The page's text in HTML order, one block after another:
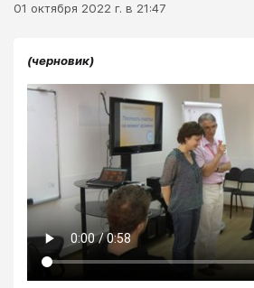
01 октября 2022 г. в 21:47
(черновик)